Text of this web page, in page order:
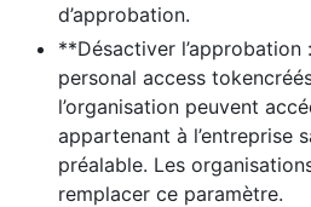
d’approbation.
**Désactiver l’approbation
personal access
l’organisation peuvent
appartenant à l’entreprise
préalable. Les
remplacer ce paramètre.